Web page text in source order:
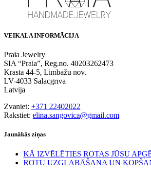
VEIKALA INFORMĀCIJA
Praia Jewelry
SIA “Praia”, Reg.no. 40203262473
Krasta 44-5, Limbažu nov.
LV-4033 Salacgrīva
Latvija
Zvaniet: +371 22402022
Rakstiet: elina.sangovica@gmail.com
Jaunākās ziņas
KĀ IZVĒLĒTIES ROTAS JŪSU
ROTU UZGLABĀŠANA UN